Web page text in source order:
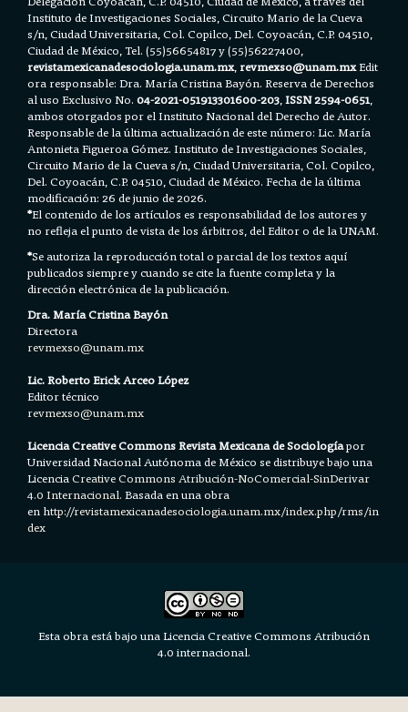
Instituto de Investigaciones Sociales, Circuito Mario de la Cueva
s/n, Ciudad Universitaria, Col. Copilco, Del. Coyoacán, C.P. 04510,
Ciudad de México, Tel. (55)56654817 y (55)56227400,
revistamexicanadesociologia.unam.mx,revmexso@unam.mxEdit
ora responsable: Dra. María Cristina Bayón. Reserva de Derechos
al uso Exclusivo No.04-2021-051913301600-203,ISSN 2594-0651,
ambos otorgados por el Instituto Nacional del Derecho de Autor.
Responsable de la última actualización de este número: Lic. María
Antonieta Figueroa Gómez. Instituto de Investigaciones Sociales,
Circuito Mario de la Cueva s/n, Ciudad Universitaria, Col. Copilco,
Del. Coyoacán, C.P. 04510, Ciudad de México. Fecha de la última
modificación: 26 de junio de 2026.
*El contenido de los artículos es responsabilidad de los autores y
no refleja el punto de vista de los árbitros, del Editor o de la UNAM.
*Se autoriza la reproducción total o parcial de los textos aquí
publicados siempre y cuando se cite la fuente completa y la
dirección electrónica de la publicación.
Dra. María Cristina Bayón
Directora
revmexso@unam.mx
Lic. Roberto Erick Arceo López
Editor técnico
revmexso@unam.mx
Licencia Creative Commons Revista Mexicana de Sociologíapor
Universidad Nacional Autónoma de México se distribuye bajo una
LicenciaCreative Commons Atribución-NoComercial-SinDerivar
4.0 Internacional.Basada en una obra
en http://revistamexicanadesociologia.unam.mx/index.php/rms/in
dex
Esta obra está bajo una Licencia Creative Commons Atribución
4.0 internacional.